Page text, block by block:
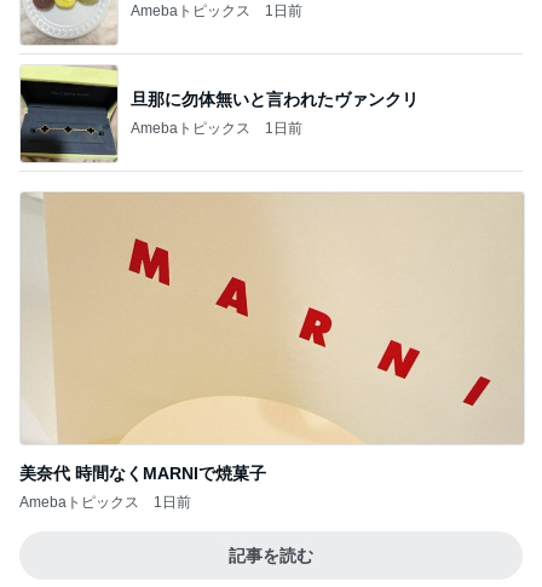
Amebaトピックス 1日前
旦那に勿体無いと言われたヴァンクリ
Amebaトピックス 1日前
美奈代 時間なくMARNIで焼菓子
Amebaトピックス 1日前
記事を読む